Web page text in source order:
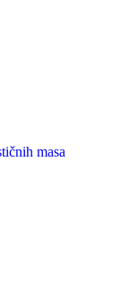
masa